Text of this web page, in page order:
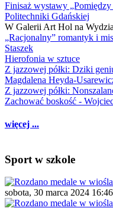
Finisaż wystawy
Politechniki Gdańskiej
W Galerii Art Hol na
„Racjonalny” romantyk i
Staszek
Hierofonia w sztuce
Z jazzowej półki: Dziki
Magdalena Heyda-
Z jazzowej półki:
Zachować boskość -
więcej ...
Sport w szkole
sobota, 30 marca 2024 16:46